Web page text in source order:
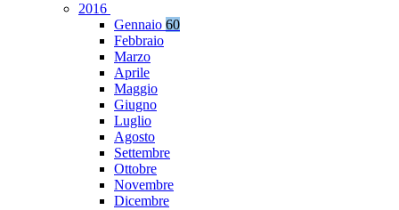
2016
Gennaio 60
Febbraio
Marzo
Aprile
Maggio
Giugno
Luglio
Agosto
Settembre
Ottobre
Novembre
Dicembre